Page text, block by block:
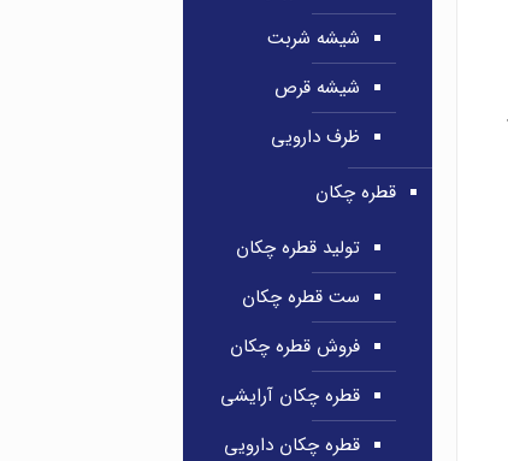
شیشه شربت
شیشه قرص
ظرف دارویی
قطره چکان
تولید قطره چکان
ست قطره چکان
فروش قطره چکان
قطره چکان آرایشی
قطره چکان دارویی